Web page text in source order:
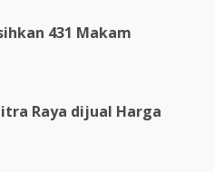
431 Makam
Raya dijual Harga